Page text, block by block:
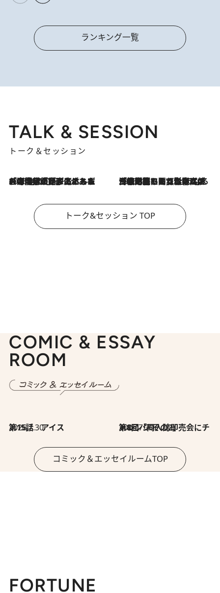
ランキング一覧
TALK & SESSION
トーク＆セッション
2026.8.3
「今後値上げがあるとすれば…」「リスクがあるのは今年の冬」エネルギー専門家が語る、ホルムズ海峡封鎖が家庭にもたらす“ある心配” 2026.8.3
「住宅建てられない…」「サーチャージ料の高値が続いている」ホルムズ海峡封鎖による影響はいつまで続く？《エネルギー専門家に聞く“どうなる日本の暮らし”》
トーク&セッション TOP
COMIC & ESSAY
ROOM
2026.7.30
第15話 アイス 2026.7.30
第8回「同人誌即売会にチャレンジ その2」
コミック＆エッセイルームTOP
FORTUNE